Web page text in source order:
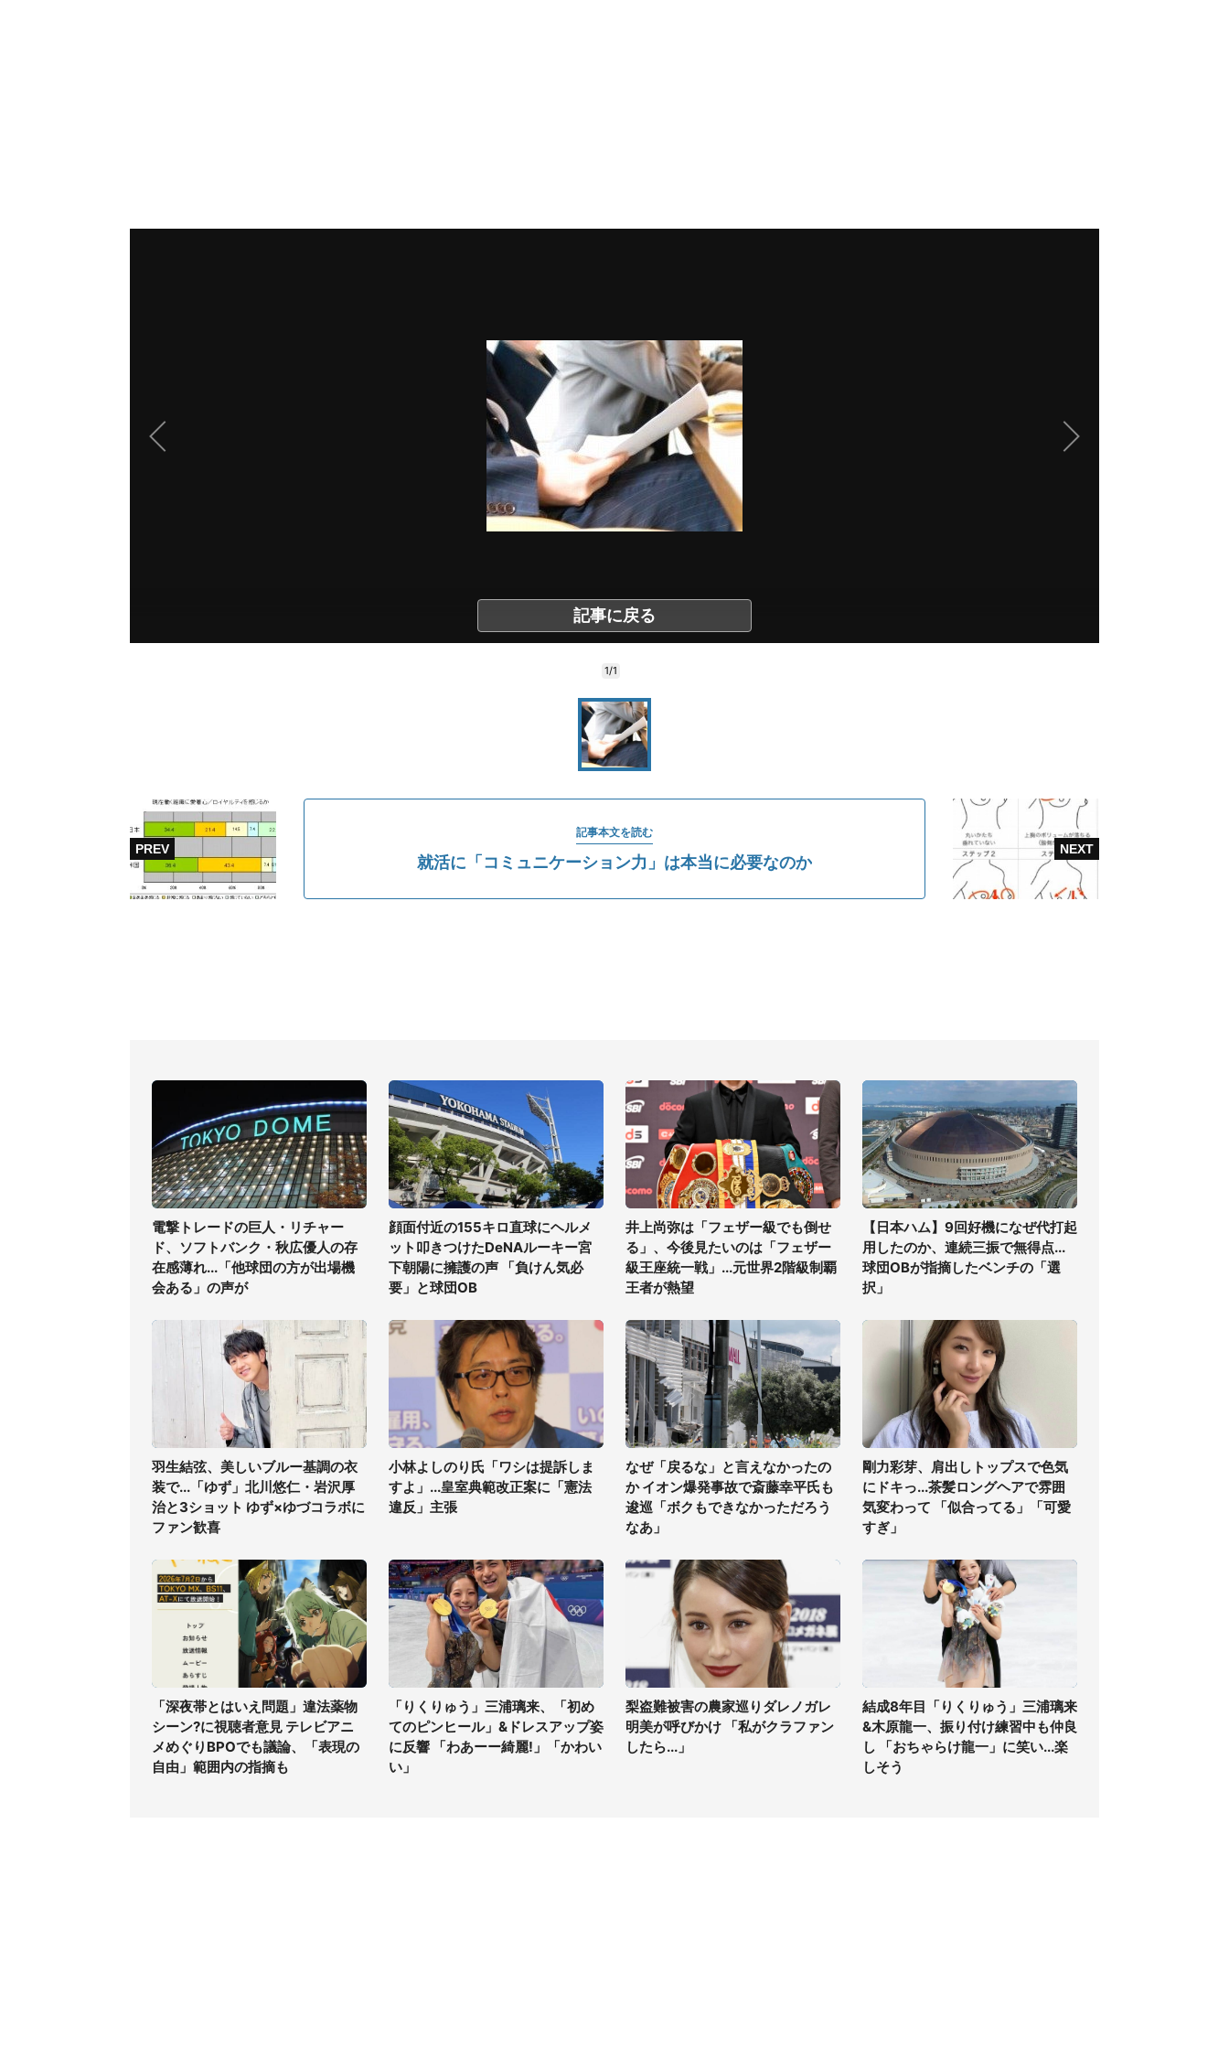
記事に戻る
1/1
記事本文を読む
就活に「コミュニケーション力」は本当に必要なのか
電撃トレードの巨人・リチャー
ド、ソフトバンク・秋広優人の存
在感薄れ...「他球団の方が出場機
会ある」の声が
顔面付近の155キロ直球にヘルメ
ット叩きつけたDeNAルーキー宮
下朝陽に擁護の声 「負けん気必
要」と球団OB
井上尚弥は「フェザー級でも倒せ
る」、今後見たいのは「フェザー
級王座統一戦」...元世界2階級制覇
王者が熱望
【日本ハム】9回好機になぜ代打起
用したのか、連続三振で無得点...
球団OBが指摘したベンチの「選
択」
羽生結弦、美しいブルー基調の衣
装で...「ゆず」北川悠仁・岩沢厚
治と3ショット ゆず×ゆづコラボに
ファン歓喜
小林よしのり氏「ワシは提訴しま
すよ」...皇室典範改正案に「憲法
違反」主張
なぜ「戻るな」と言えなかったの
か イオン爆発事故で斎藤幸平氏も
逡巡「ボクもできなかっただろう
なあ」
剛力彩芽、肩出しトップスで色気
にドキっ...茶髪ロングヘアで雰囲
気変わって 「似合ってる」「可愛
すぎ」
「深夜帯とはいえ問題」違法薬物
シーン?に視聴者意見 テレビアニ
メめぐりBPOでも議論、「表現の
自由」範囲内の指摘も
「りくりゅう」三浦璃来、「初め
てのピンヒール」&ドレスアップ姿
に反響 「わあーー綺麗!」「かわい
い」
梨盗難被害の農家巡りダレノガレ
明美が呼びかけ 「私がクラファン
したら...」
結成8年目「りくりゅう」三浦璃来
&木原龍一、振り付け練習中も仲良
し 「おちゃらけ龍一」に笑い...楽
しそう